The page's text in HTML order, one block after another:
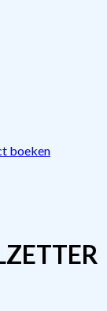
boeken